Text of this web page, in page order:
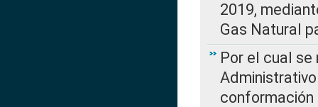
2019,
Gas Natural
Por el cual
conformación